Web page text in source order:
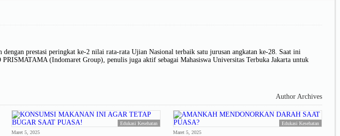
prestasi peringkat ke-2 nilai rata-rata Ujian Nasional terbaik satu jurusan angkatan ke-28. Saat ini
(Indomaret Group), penulis juga aktif sebagai Mahasiswa Universitas Terbuka Jakarta untuk
Author Archives
Edukasi Kesehatan
Maret 5, 2025
Edukasi Kesehatan
Maret 5, 2025